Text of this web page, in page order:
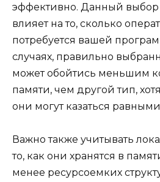
эффективно. Данный выбор
влияет на то, сколько
потребуется вашей
случаях, правильно
может обойтись меньшим
памяти, чем другой тип,
они могут казаться
Важно также учитывать
то, как они хранятся в
менее ресурсоемких